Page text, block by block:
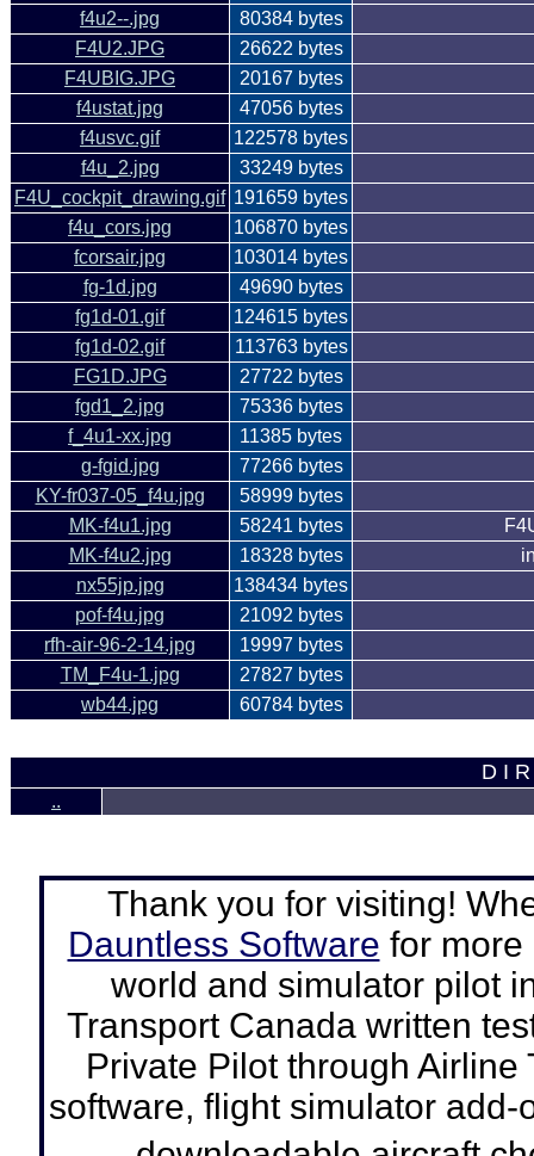
f4u2--.jpg
80384 bytes
F4U2.JPG
26622 bytes
F4UBIG.JPG
20167 bytes
f4ustat.jpg
47056 bytes
f4usvc.gif
122578 bytes
f4u_2.jpg
33249 bytes
F4U_cockpit_drawing.gif 191659 bytes
f4u_cors.jpg
106870 bytes
fcorsair.jpg
103014 bytes
fg-1d.jpg
49690 bytes
fg1d-01.gif
124615 bytes
fg1d-02.gif
113763 bytes
FG1D.JPG
27722 bytes
fgd1_2.jpg
75336 bytes
f_4u1-xx.jpg
11385 bytes
g-fgid.jpg
77266 bytes
KY-fr037-05_f4u.jpg
58999 bytes
MK-f4u1.jpg
58241 bytes
MK-f4u2.jpg
18328 bytes
nx55jp.jpg
138434 bytes
pof-f4u.jpg
21092 bytes
rfh-air-96-2-14.jpg
19997 bytes
TM_F4u-1.jpg
27827 bytes
wb44.jpg
60784 bytes
D I
..
Thank you for visiting!
Dauntless Software for more
world and simulator pilot
Transport Canada written
Private Pilot through
software, flight simulator